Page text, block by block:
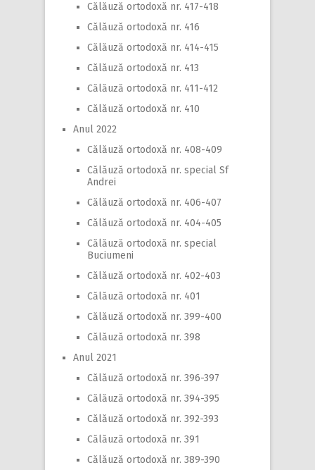
Călăuză ortodoxă nr. 417-418
Călăuză ortodoxă nr. 416
Călăuză ortodoxă nr. 414-415
Călăuză ortodoxă nr. 413
Călăuză ortodoxă nr. 411-412
Călăuză ortodoxă nr. 410
Anul 2022
Călăuză ortodoxă nr. 408-409
Călăuză ortodoxă nr. special Sf
Andrei
Călăuză ortodoxă nr. 406-407
Călăuză ortodoxă nr. 404-405
Călăuză ortodoxă nr. special
Buciumeni
Călăuză ortodoxă nr. 402-403
Călăuză ortodoxă nr. 401
Călăuză ortodoxă nr. 399-400
Călăuză ortodoxă nr. 398
Anul 2021
Călăuză ortodoxă nr. 396-397
Călăuză ortodoxă nr. 394-395
Călăuză ortodoxă nr. 392-393
Călăuză ortodoxă nr. 391
Călăuză ortodoxă nr. 389-390